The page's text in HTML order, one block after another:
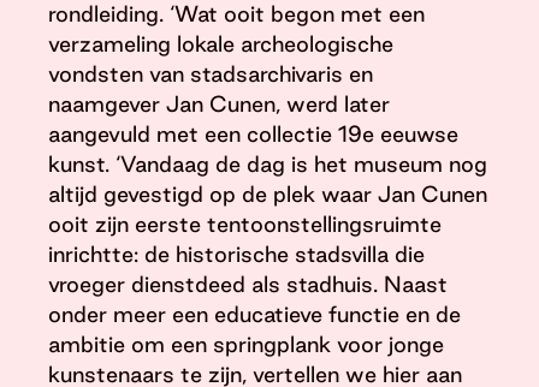
rondleiding. ‘Wat ooit begon met een
verzameling lokale archeologische
vondsten van stadsarchivaris en
naamgever Jan Cunen, werd later
aangevuld met een collectie 19e eeuwse
kunst. ‘Vandaag de dag is het museum nog
altijd gevestigd op de plek waar Jan Cunen
ooit zijn eerste tentoonstellingsruimte
inrichtte: de historische stadsvilla die
vroeger dienstdeed als stadhuis. Naast
onder meer een educatieve functie en de
ambitie om een springplank voor jonge
kunstenaars te zijn, vertellen we hier aan